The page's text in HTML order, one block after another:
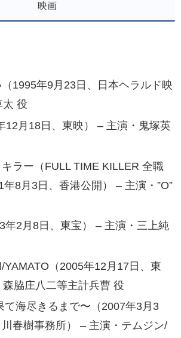
映画
1995年9月23日、日本ヘラルド映
太 役
12月18日、東映） – 主演・鬼塚英
ラー（FULL TIME KILLER 全職
8月3日、香港公開） – 主演・”O”
年2月8日、東宝） – 主演・三上純
YAMATO（2005年12月17日、東
脇庄八二等主計兵曹 役
て海尽きるまで〜（2007年3月3
川春樹事務所） – 主演・テムジン/